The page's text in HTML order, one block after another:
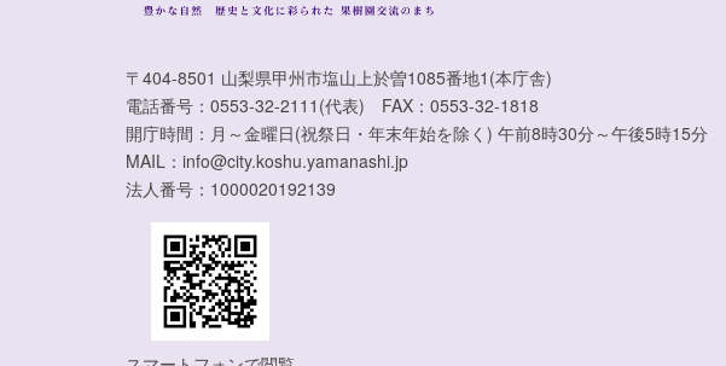
〒404-8501 山梨県甲州市塩山上於曽1085番地1(本庁舎)
電話番号：0553-32-2111(代表) FAX：0553-32-1818
開庁時間：月～金曜日(祝祭日・年末年始を除く) 午前8時30分～午後5時15分
MAIL：info@city.koshu.yamanashi.jp
法人番号：1000020192139